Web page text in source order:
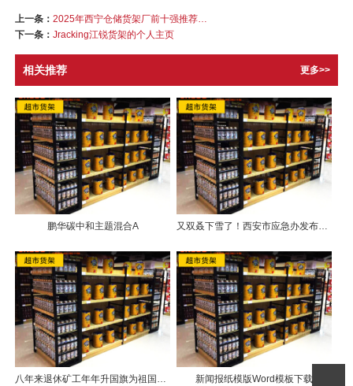
上一条：
2025年西宁仓储货架厂前十强推荐榜单（排名不分先后）
下一条：Jracking江锐货架的个人主页
相关推荐 更多>>
鹏华碳中和主题混合A
八年来退休矿工年年升国旗为祖国庆生 新闻报纸模版Word模板下载